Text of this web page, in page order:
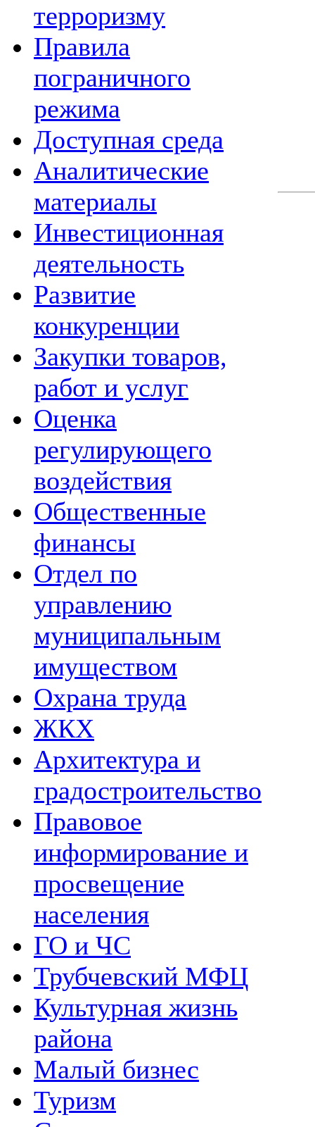
терроризму
Правила
пограничного
режима
Доступная среда
Аналитические
материалы
Инвестиционная
деятельность
Развитие
конкуренции
Закупки товаров,
работ и услуг
Оценка
регулирующего
воздействия
Общественные
финансы
Отдел по
управлению
муниципальным
имуществом
Охрана труда
ЖКХ
Архитектура и
градостроительство
Правовое
информирование и
просвещение
населения
ГО и ЧС
Трубчевский МФЦ
Культурная жизнь
района
Малый бизнес
Туризм